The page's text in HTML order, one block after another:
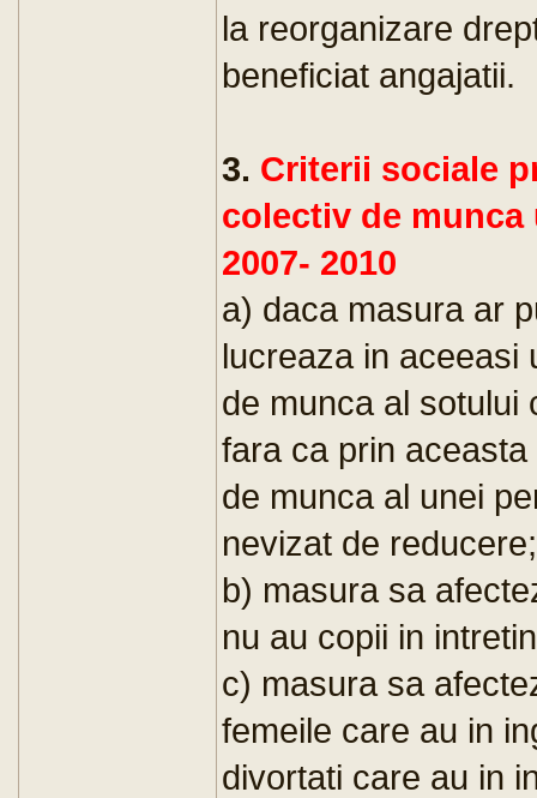
la reorganizare
beneficiat angajatii.
3. Criterii sociale
colectiv de
2007- 2010
a) daca masura ar
lucreaza in aceeasi
de munca al sotului
fara ca prin
de munca al unei
nevizat de reducere;
b) masura sa
nu au copii in
c) masura sa
femeile care au in
divortati care au in